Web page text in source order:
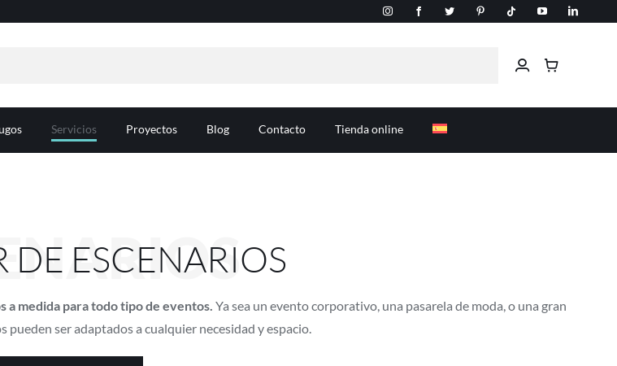
Servicios Proyectos Blog Contacto Tienda online
DE ESCENARIOS
a medida para todo tipo de eventos. Ya sea un evento corporativo, una pasarela de moda, o una gran
pueden ser adaptados a cualquier necesidad y espacio.